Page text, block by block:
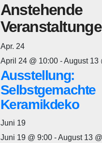
Anstehende
Apr. 24
April 24 @ 10:00-August 13
Ausstellung:
Selbstgemachte
Keramikdeko
Juni 19
Juni 19 @ 9:00-August 13